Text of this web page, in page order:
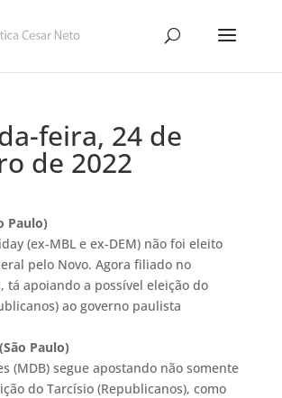
feira, 24 de
de 2022
Paulo)
(ex-MBL e ex-DEM) não foi eleito
pelo Novo. Agora filiado no
tá apoiando a possível eleição do
ao governo paulista
Paulo)
(MDB) segue apostando não somente
do Tarcísio (Republicanos), como